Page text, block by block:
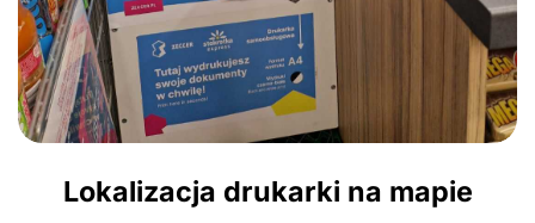
Lokalizacja drukarki na mapie